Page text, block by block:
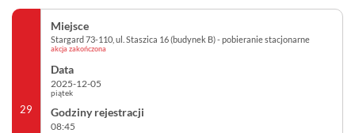
29
Stargard 73-110, ul. Staszica 16 (budynek B) - pobieranie stacjonarne
akcja zakończona
2025-12-05
piątek
08:45